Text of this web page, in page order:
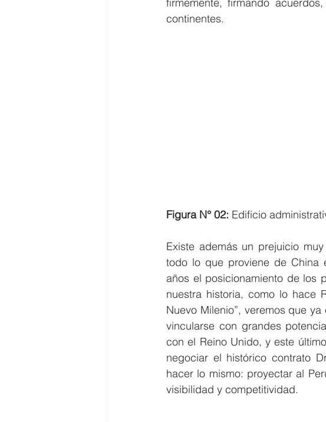
firmemente, firmando
continentes.
Figura N° 02: Edificio
Existe además un prejuicio
todo lo que proviene de China
años el posicionamiento de los
nuestra historia, como lo hace
Nuevo Milenio”, veremos que
vincularse con grandes
con el Reino Unido, y este
negociar el histórico contrato
hacer lo mismo: proyectar al
visibilidad y competitividad.